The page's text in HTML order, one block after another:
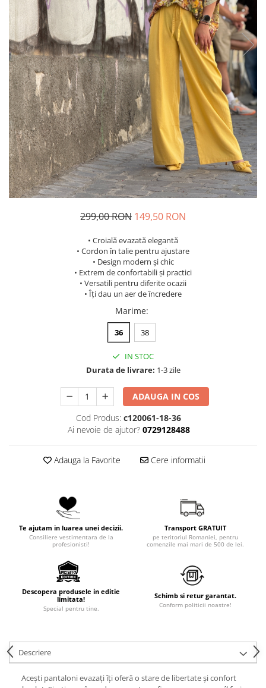
Costume de baie
299,00 RON 149,50 RON
• Croială evazată elegantă
• Cordon în talie pentru ajustare
• Design modern și chic
• Extrem de confortabili și practici
• Versatili pentru diferite ocazii
• Îți dau un aer de încredere
Marime:
36 38
IN STOC
Durata de livrare: 1-3 zile
ADAUGA IN COS
Cod Produs: c120061-18-36
Ai nevoie de ajutor? 0729128488
Adauga la Favorite Cere informatii
Te ajutam in luarea unei decizii.
Consiliere vestimentara de la
profesionisti!
Transport GRATUIT
pe teritoriul Romaniei, pentru
comenzile mai mari de 500 de lei.
Descopera produsele in editie
limitata!
Special pentru tine.
Schimb si retur garantat.
Conform politicii noastre!
Descriere
Acești pantaloni evazați îți oferă o stare de libertate și confort